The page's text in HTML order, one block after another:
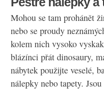
Mohou se tam prohánět
nebo se proudy
kolem nich vysoko
blázínci přát dinosaury,
nábytek použijte veselé,
nálepky nebo tapety.